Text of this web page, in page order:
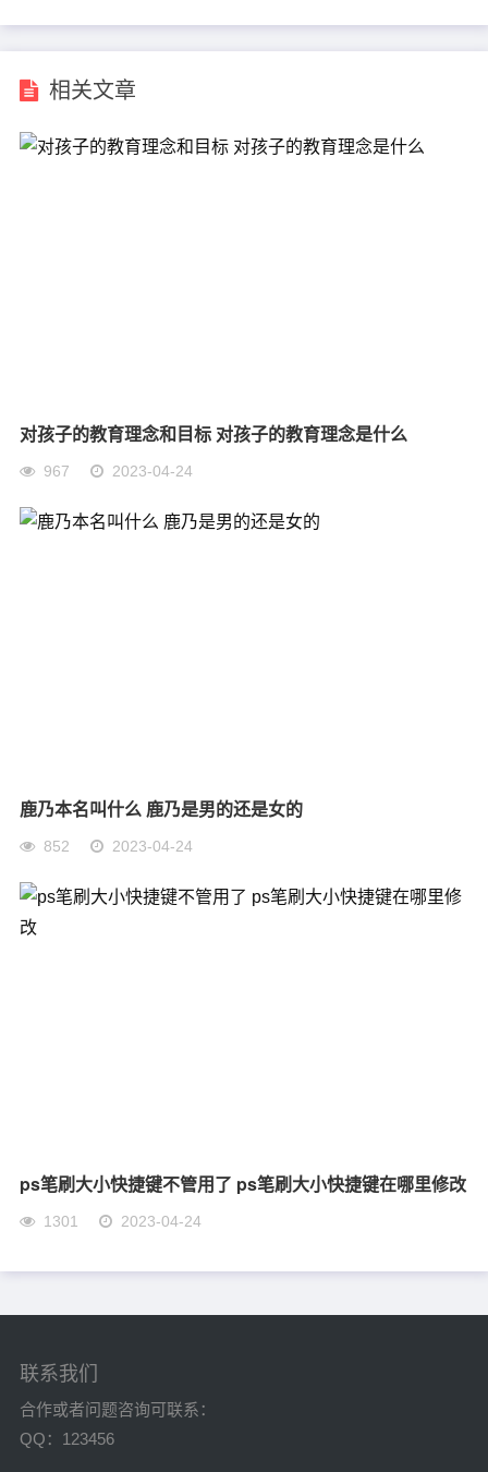
相关文章
对孩子的教育理念和目标 对孩子的教育理念是什么
967 2023-04-24
鹿乃本名叫什么 鹿乃是男的还是女的
852 2023-04-24
ps笔刷大小快捷键不管用了 ps笔刷大小快捷键在哪里修改
1301 2023-04-24
联系我们
合作或者问题咨询可联系：
QQ：123456